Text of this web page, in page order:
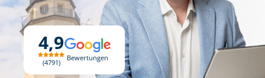
4,9
4791
Bewertungen